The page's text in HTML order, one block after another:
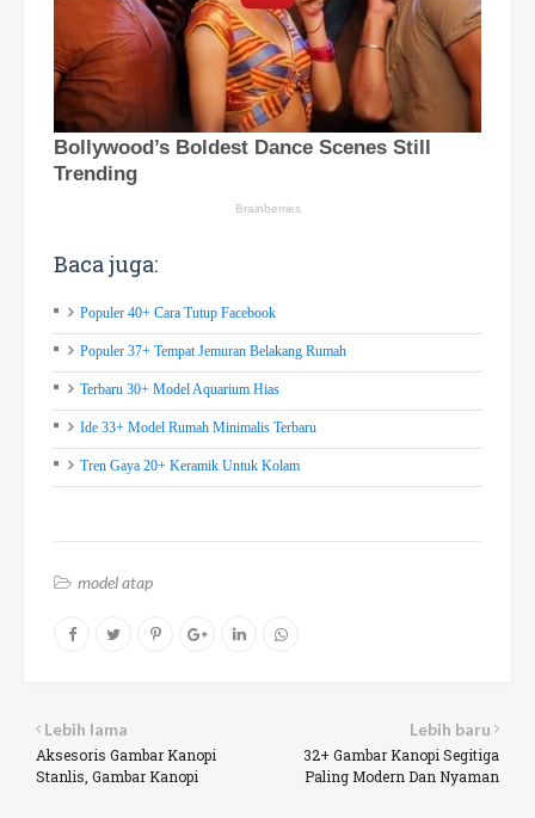
Baca juga:
Populer 40+ Cara Tutup Facebook
Populer 37+ Tempat Jemuran Belakang Rumah
Terbaru 30+ Model Aquarium Hias
Ide 33+ Model Rumah Minimalis Terbaru
Tren Gaya 20+ Keramik Untuk Kolam
model atap
Lebih baru
32+ Gambar Kanopi Segitiga
Paling Modern Dan Nyaman
Lebih lama
Aksesoris Gambar Kanopi
Stanlis, Gambar Kanopi